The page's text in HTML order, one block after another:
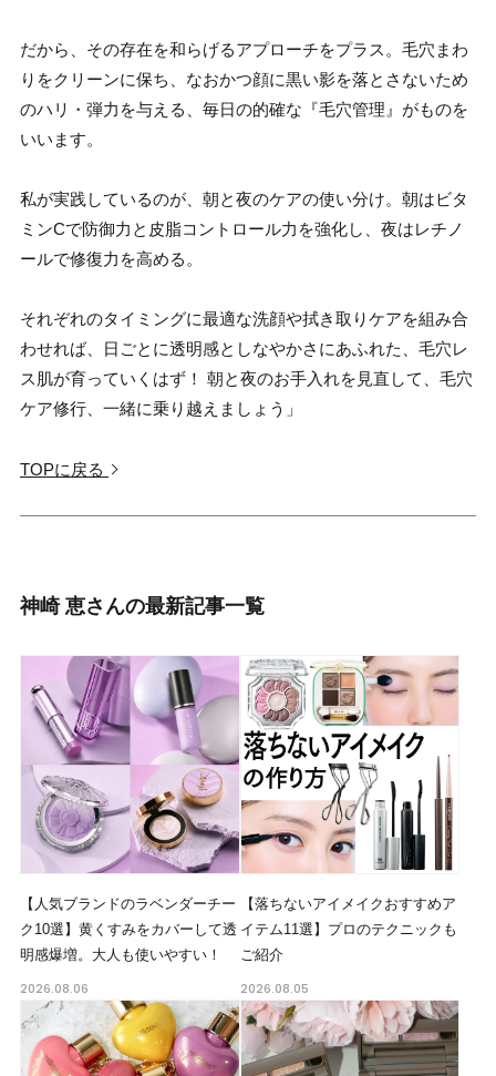
だから、その存在を和らげるアプローチをプラス。毛穴まわ
りをクリーンに保ち、なおかつ顔に黒い影を落とさないため
のハリ・弾力を与える、毎日の的確な『毛穴管理』がものを
いいます。
私が実践しているのが、朝と夜のケアの使い分け。朝はビタ
ミンCで防御力と皮脂コントロール力を強化し、夜はレチノ
ールで修復力を高める。
それぞれのタイミングに最適な洗顔や拭き取りケアを組み合
わせれば、日ごとに透明感としなやかさにあふれた、毛穴レ
ス肌が育っていくはず！ 朝と夜のお手入れを見直して、毛穴
ケア修行、一緒に乗り越えましょう」
TOPに戻る
神崎 恵さんの最新記事一覧
【人気ブランドのラベンダーチー
ク10選】黄くすみをカバーして透
明感爆増。大人も使いやすい！
2026.08.06
【落ちないアイメイクおすすめア
イテム11選】プロのテクニックも
ご紹介
2026.08.05